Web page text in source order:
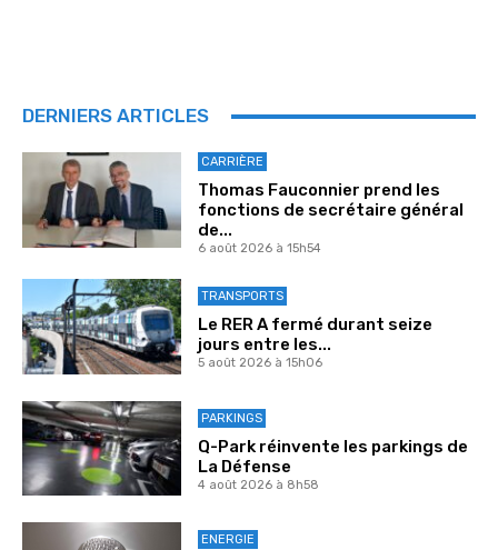
DERNIERS ARTICLES
CARRIÈRE
Thomas Fauconnier prend les
fonctions de secrétaire général
de...
6 août 2026 à 15h54
TRANSPORTS
Le RER A fermé durant seize
jours entre les...
5 août 2026 à 15h06
PARKINGS
Q-Park réinvente les parkings de
La Défense
4 août 2026 à 8h58
ENERGIE